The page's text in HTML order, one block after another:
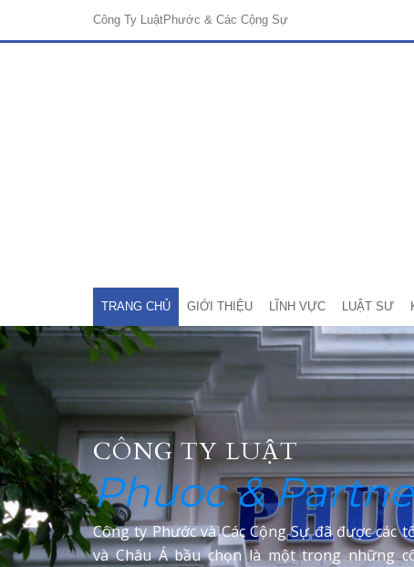
Công Ty LuậtPhước & Các Cộng Sự
TRANG CHỦ GIỚI THIỆU LĨNH VỰC LUẬT SƯ
CÔNG TY LUẬT
Phuoc &
Công ty Phước và Các Cộng Sự đã được các
và Châu Á bầu chọn là một trong những